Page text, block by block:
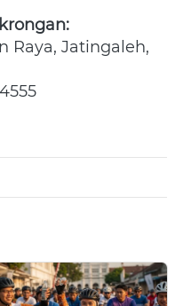
Raya, Jatingaleh,